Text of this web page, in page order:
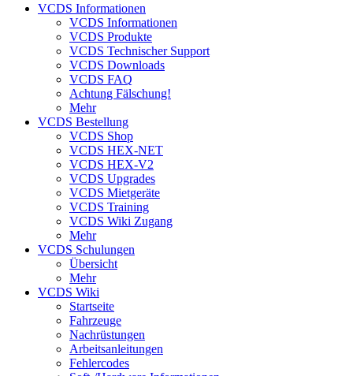
VCDS Informationen
VCDS Informationen
VCDS Produkte
VCDS Technischer Support
VCDS Downloads
VCDS FAQ
Achtung Fälschung!
Mehr
VCDS Bestellung
VCDS Shop
VCDS HEX-NET
VCDS HEX-V2
VCDS Upgrades
VCDS Mietgeräte
VCDS Training
VCDS Wiki Zugang
Mehr
VCDS Schulungen
Übersicht
Mehr
VCDS Wiki
Startseite
Fahrzeuge
Nachrüstungen
Arbeitsanleitungen
Fehlercodes